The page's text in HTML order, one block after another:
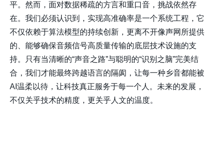
平。然而，面对数据稀疏的方言和重口音，挑战依然存
在。我们必须认识到，实现高准确率是一个系统工程，它
不仅依赖于算法模型的持续创新，更离不开像声网 所提供
的、能够确保音频信号高质量传输的底层技术设施的支
持。只有当清晰的“声音之路”与聪明的“识别之脑”完美结
合，我们才能最终跨越语言的隔阂，让每一种乡音都能被
AI温柔以待，让科技真正服务于每一个人。未来的发展，
不仅关乎技术的精度，更关乎人文的温度。